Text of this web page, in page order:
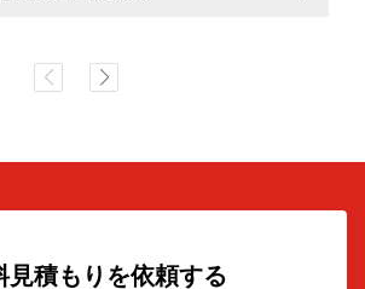
見積もりを依頼する